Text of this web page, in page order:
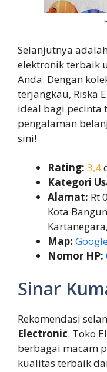
Selanjutnya
elektronik terbaik
Anda. Dengan
terjangkau, Riska
ideal bagi pecinta
pengalaman
sini!
Rating: 3,4
Kategori
Alamat: Rt
Kota
Map:
Nomor HP:
Sinar
Rekomendasi
Electronic. Toko
berbagai macam
kualitas terbaik